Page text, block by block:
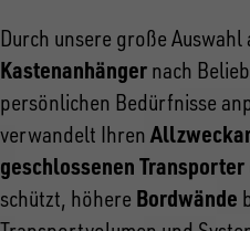
Durch unsere große
Kastenanhänger nach
persönlichen Bedürfnisse
verwandelt Ihren
geschlossenen Transporter
schützt, höhere Bordwände